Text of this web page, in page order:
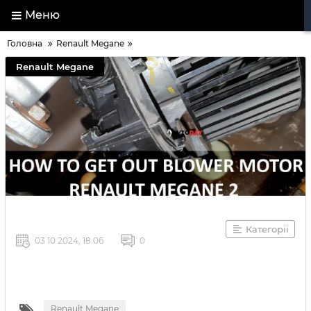
Меню
Головна Renault Megane
Renault Megane
Категорії
03 10 2024, 18:06 0
Renault Megane